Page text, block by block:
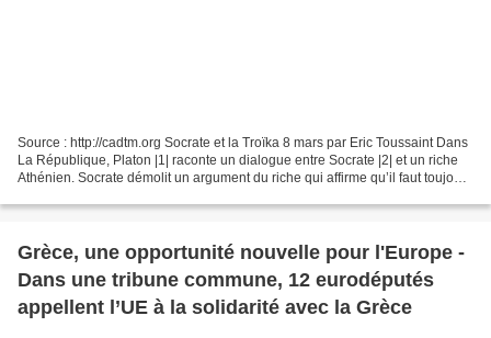
Source : http://cadtm.org Socrate et la Troïka 8 mars par Eric Toussaint Dans
La République, Platon |1| raconte un dialogue entre Socrate |2| et un riche
Athénien. Socrate démolit un argument du riche qui affirme qu’il faut toujours
Grèce, une opportunité nouvelle pour l'Europe -
Dans une tribune commune, 12 eurodéputés
appellent l’UE à la solidarité avec la Grèce